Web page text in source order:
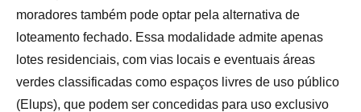
moradores também pode optar pela alternativa de
loteamento fechado. Essa modalidade admite apenas
lotes residenciais, com vias locais e eventuais áreas
verdes classificadas como espaços livres de uso público
(Elups), que podem ser concedidas para uso exclusivo